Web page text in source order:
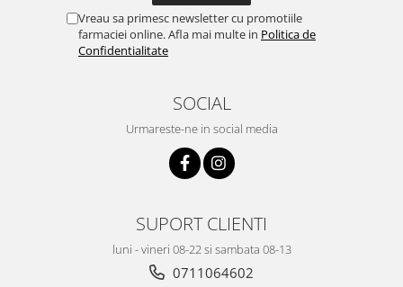
Vreau sa primesc newsletter cu promotiile
farmaciei online. Afla mai multe in Politica de
Confidentialitate
SOCIAL
Urmareste-ne in social media
SUPORT CLIENTI
luni - vineri 08-22 si sambata 08-13
0711064602